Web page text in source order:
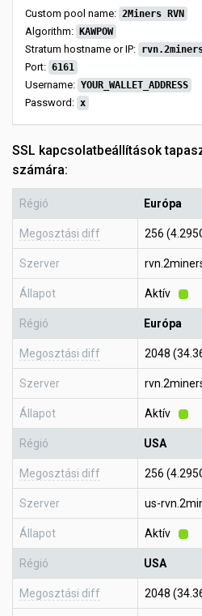
Custom pool name: 2Miners RVN
Algorithm: KAWPOW
Stratum hostname or IP:
Port: 6161
Username: YOUR_WALLET_ADDRESS
Password: x
SSL kapcsolatbeállítások
számára:
Régió Európa
Megosztási diff 256
Szerver
Állapot Aktív
Régió Európa
Megosztási diff 2048
Szerver
Állapot Aktív
Régió USA
Megosztási diff 256
Szerver us-
Állapot Aktív
Régió USA
Megosztási diff 2048